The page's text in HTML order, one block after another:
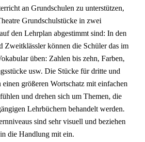
an Grundschulen zu unterstützen,
Grundschulstücke in zwei
den Lehrplan abgestimmt sind: In den
Zweitklässler können die Schüler das im
üben: Zahlen bis zehn, Farben,
usw. Die Stücke für dritte und
einen größeren Wortschatz mit einfachen
und drehen sich um Themen, die
Lehrbüchern behandelt werden.
sind sehr visuell und beziehen
die Handlung mit ein.